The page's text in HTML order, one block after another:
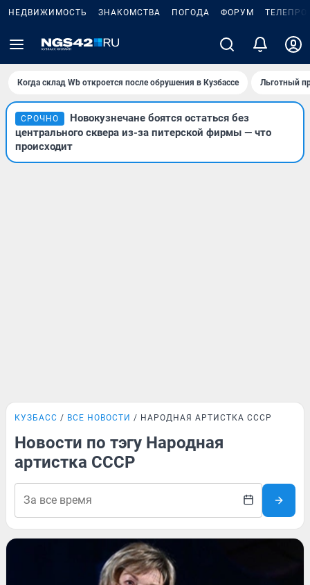
НЕДВИЖИМОСТЬ ЗНАКОМСТВА ПОГОДА ФОРУМ
Когда склад Wb откроется после обрушения в Кузбассе Льготный
СРОЧНО
Новокузнечане боятся остаться без
центрального сквера из-за питерской фирмы — что
происходит
КУЗБАСС ВСЕ НОВОСТИ НАРОДНАЯ АРТИСТКА СССР
Новости по тэгу Народная
артистка СССР